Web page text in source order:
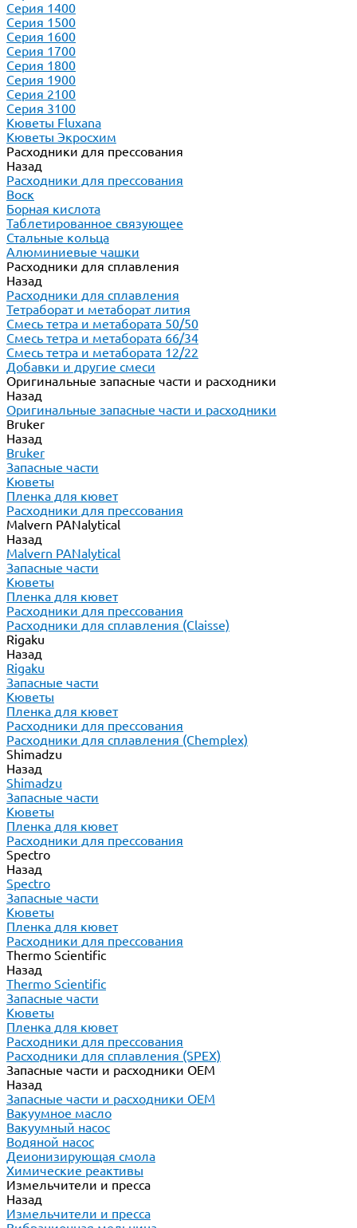
Серия 1400
Серия 1500
Серия 1600
Серия 1700
Серия 1800
Серия 1900
Серия 2100
Серия 3100
Кюветы Fluxana
Кюветы Экросхим
Расходники для прессования
Назад
Расходники для прессования
Воск
Борная кислота
Таблетированное связующее
Стальные кольца
Алюминиевые чашки
Расходники для сплавления
Назад
Расходники для сплавления
Тетраборат и метаборат лития
Смесь тетра и метабората 50/50
Смесь тетра и метабората 66/34
Смесь тетра и метабората 12/22
Добавки и другие смеси
Оригинальные запасные части и расходники
Назад
Оригинальные запасные части и расходники
Bruker
Назад
Bruker
Запасные части
Кюветы
Пленка для кювет
Расходники для прессования
Malvern PANalytical
Назад
Malvern PANalytical
Запасные части
Кюветы
Пленка для кювет
Расходники для прессования
Расходники для сплавления (Claisse)
Rigaku
Назад
Rigaku
Запасные части
Кюветы
Пленка для кювет
Расходники для прессования
Расходники для сплавления (Chemplex)
Shimadzu
Назад
Shimadzu
Запасные части
Кюветы
Пленка для кювет
Расходники для прессования
Spectro
Назад
Spectro
Запасные части
Кюветы
Пленка для кювет
Расходники для прессования
Thermo Scientific
Назад
Thermo Scientific
Запасные части
Кюветы
Пленка для кювет
Расходники для прессования
Расходники для сплавления (SPEX)
Запасные части и расходники ОЕМ
Назад
Запасные части и расходники ОЕМ
Вакуумное масло
Вакуумный насос
Водяной насос
Деионизирующая смола
Химические реактивы
Измельчители и пресса
Назад
Измельчители и пресса